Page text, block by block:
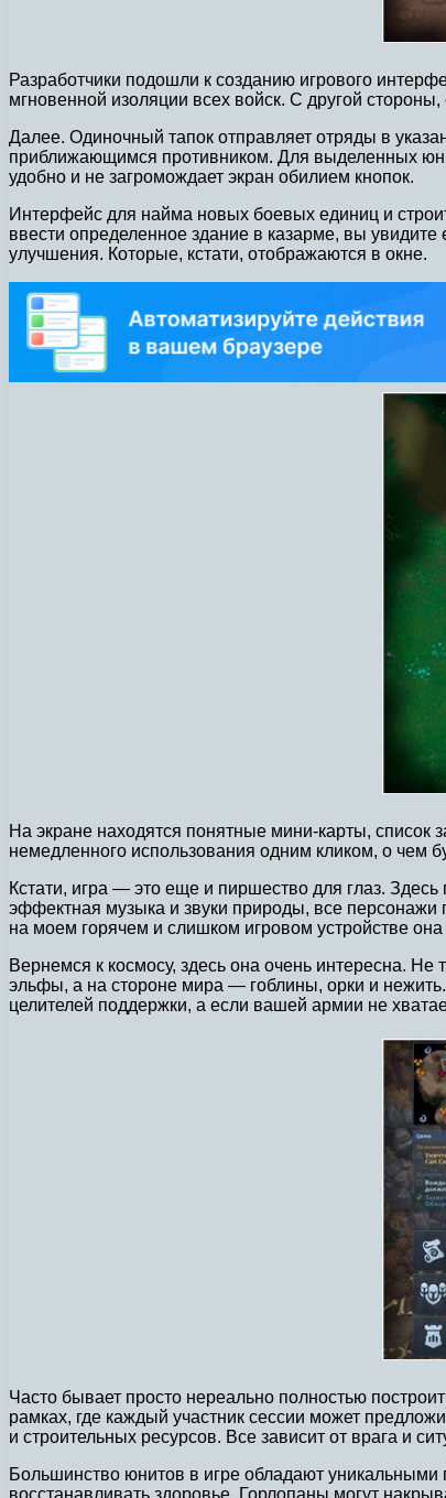
Разработчики подошли к созданию игрового
мгновенной изоляции всех войск. С другой
Далее. Одиночный тапок отправляет отряды в
приближающимся противником. Для выделенных
удобно и не загромождает экран обилием кнопок.
Интерфейс для найма новых боевых единиц и
ввести определенное здание в казарме, вы увидите
улучшения. Которые, кстати, отображаются в окне.
На экране находятся понятные мини-карты, список
немедленного использования одним кликом, о чем
Кстати, игра — это еще и пиршество для глаз.
эффектная музыка и звуки природы, все персонажи
на моем горячем и слишком игровом устройстве она
Вернемся к космосу, здесь она очень интересна.
эльфы, а на стороне мира — гоблины, орки и
целителей поддержки, а если вашей армии не
Часто бывает просто нереально полностью
рамках, где каждый участник сессии может
и строительных ресурсов. Все зависит от врага и
Большинство юнитов в игре обладают уникальными
восстанавливать здоровье. Горлопаны могут